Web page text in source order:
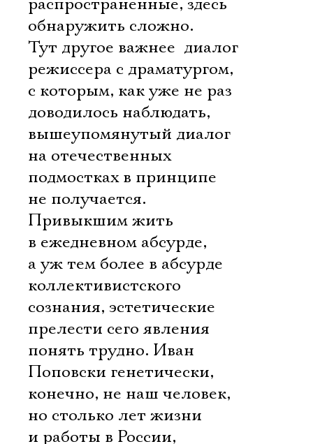
распространенные, здесь
обнаружить сложно.
Тут другое важнее  диалог
режиссера с драматургом,
с которым, как уже не раз
доводилось наблюдать,
вышеупомянутый диалог
на отечественных
подмостках в принципе
не получается.
Привыкшим жить
в ежедневном абсурде,
а уж тем более в абсурде
коллективистского
сознания, эстетические
прелести сего явления
понять трудно. Иван
Поповски генетически,
конечно, не наш человек,
но столько лет жизни
и работы в России,